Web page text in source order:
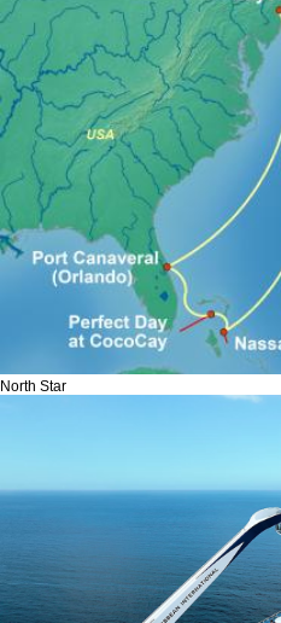
North Star